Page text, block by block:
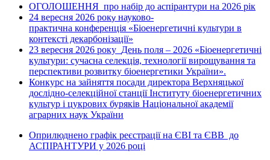
ОГОЛОШЕННЯ про набір до аспірантури на 2026 рік
24 вересня 2026 року науково-
практична конференція «Біоенергетичні культури в
контексті декарбонізації»
23 вересня 2026 року День поля – 2026 «Біоенергетичні
культури: сучасна селекція, технології вирощування та
перспективи розвитку біоенергетики України».
Конкурс на зайняття посади директора Верхняцької
дослідно-селекційної станції Інституту біоенергетичних
культур і цукрових буряків Національної академії
аграрних наук України
Оприлюднено графік реєстрації на ЄВІ та ЄВВ до
АСПІРАНТУРИ у 2026 році